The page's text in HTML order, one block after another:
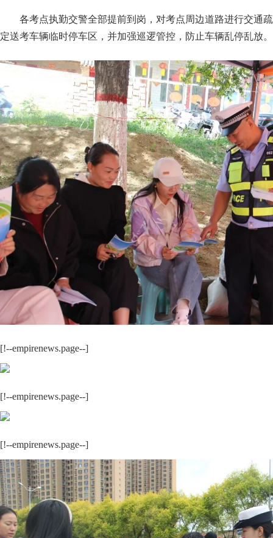
各考点执勤交警全部提前到岗，对考点周边道路进行交通
定送考车辆临时停车区，并加强巡逻管控，防止车辆乱停乱放。
[!--empirenews.page--]
[!--empirenews.page--]
[!--empirenews.page--]